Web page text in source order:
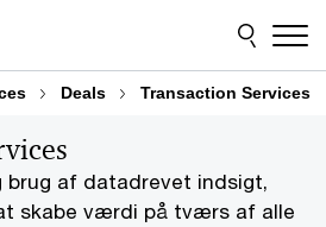
Deals Transaction Services
brug af datadrevet indsigt,
skabe værdi på tværs af alle